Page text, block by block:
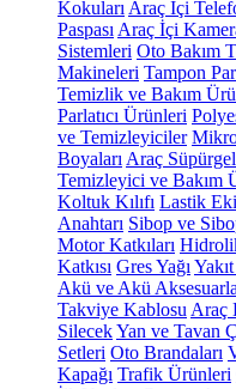
Kokuları Araç İçi
Paspası Araç İçi
Sistemleri Oto Bakım
Makineleri Tampon
Temizlik ve Bakım
Parlatıcı Ürünleri
ve Temizleyiciler
Boyaları Araç
Temizleyici ve Bakım
Koltuk Kılıfı Lastik
Anahtarı Sibop ve
Motor Katkıları
Katkısı Gres Yağı
Akü ve Akü
Takviye Kablosu Araç
SilecekYan ve Tavan
Setleri Oto Brandaları
Kapağı Trafik Ürünleri